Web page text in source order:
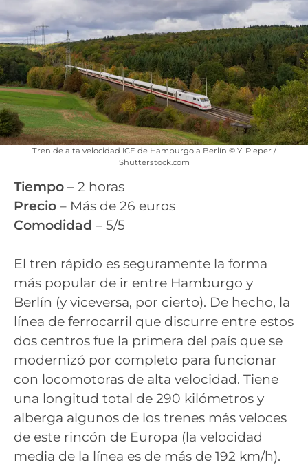
Tren de alta velocidad ICE de Hamburgo a Berlín © Y. Pieper /
Shutterstock.com
Tiempo – 2 horas
Precio – Más de 26 euros
Comodidad – 5/5
El tren rápido es seguramente la forma
más popular de ir entre Hamburgo y
Berlín (y viceversa, por cierto). De hecho, la
línea de ferrocarril que discurre entre estos
dos centros fue la primera del país que se
modernizó por completo para funcionar
con locomotoras de alta velocidad. Tiene
una longitud total de 290 kilómetros y
alberga algunos de los trenes más veloces
de este rincón de Europa (la velocidad
media de la línea es de más de 192 km/h).